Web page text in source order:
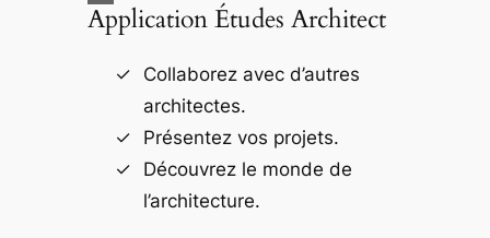
Application Études Architect
Collaborez avec d’autres
architectes.
Présentez vos projets.
Découvrez le monde de
l’architecture.